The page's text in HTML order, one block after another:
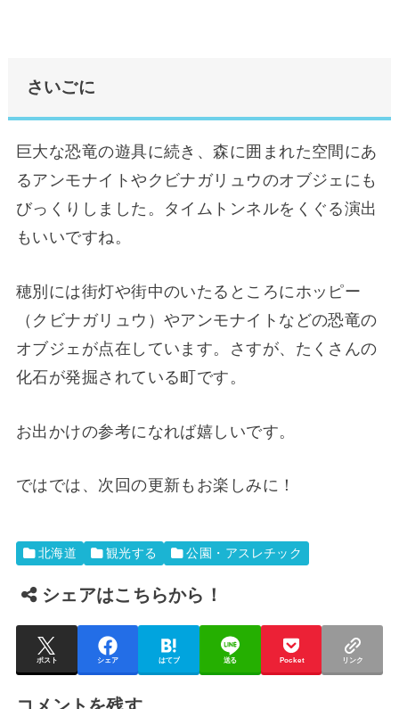
さいごに
巨大な恐竜の遊具に続き、森に囲まれた空間にあ
るアンモナイトやクビナガリュウのオブジェにも
びっくりしました。タイムトンネルをくぐる演出
もいいですね。
穂別には街灯や街中のいたるところにホッピー
（クビナガリュウ）やアンモナイトなどの恐竜の
オブジェが点在しています。さすが、たくさんの
化石が発掘されている町です。
お出かけの参考になれば嬉しいです。
ではでは、次回の更新もお楽しみに！
北海道 観光する 公園・アスレチック
シェアはこちらから！
ポスト シェア はてブ 送る Pocket リンク